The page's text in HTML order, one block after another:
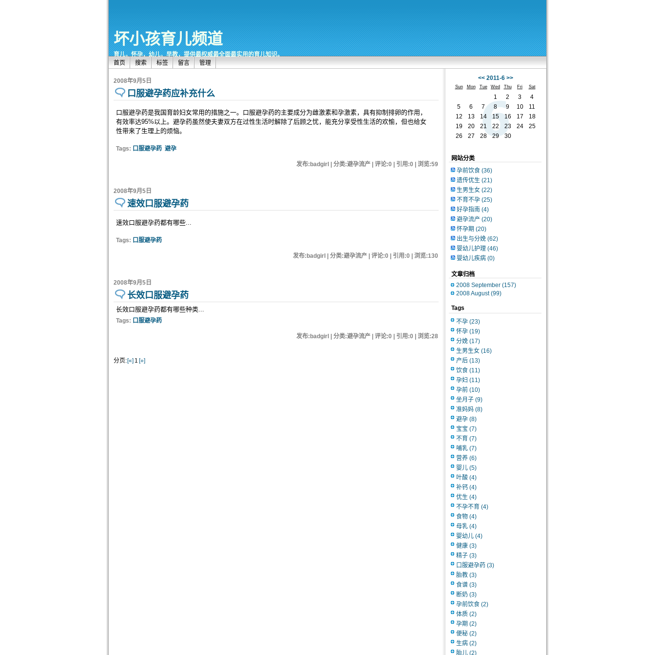
坏小孩育儿频道
育儿，怀孕，幼儿，早教，提供最权威最全面最实用的育儿知识。
首页
搜索 标签 留言 管理
2008年9月5日
口服避孕药应补充什么
口服避孕药是我国育龄妇女常用的措施之一。口服避孕药的主要成分为雌激素和孕激素，具有抑制排卵的作用，
有效率达95%以上。避孕药虽然使夫妻双方在过性生活时解除了后顾之忧，能充分享受性生活的欢愉，但也给女
性带来了生理上的烦恼。
Tags: 口服避孕药 避孕
发布:badgirl | 分类:避孕流产 | 评论:0 | 引用:0 | 浏览:59
2008年9月5日
速效口服避孕药
速效口服避孕药都有哪些...
Tags: 口服避孕药
发布:badgirl | 分类:避孕流产 | 评论:0 | 引用:0 | 浏览:130
2008年9月5日
长效口服避孕药
长效口服避孕药都有哪些种类...
Tags: 口服避孕药
发布:badgirl | 分类:避孕流产 | 评论:0 | 引用:0 | 浏览:28
分页: [«] 1 [»]
<< 2011-6 >>
Sun Mon Tue Wed Thu Fri Sat
1 2 3
4
5
6 7 8 9 10
11
12
13 14 15 16 17
18
19
20 21 22 23 24
25
26
27 28 29 30
网站分类
孕前饮食 (36)
遗传优生 (21)
生男生女 (22)
不育不孕 (25)
好孕指南 (4)
避孕流产 (20)
怀孕期 (20)
出生与分娩 (62)
婴幼儿护理 (46)
婴幼儿疾病 (0)
文章归档
2008 September (157)
2008 August (99)
Tags
不孕 (23)
怀孕 (19)
分娩 (17)
生男生女 (16)
产后 (13)
饮食 (11)
孕妇 (11)
孕前 (10)
坐月子 (9)
准妈妈 (8)
避孕 (8)
宝宝 (7)
不育 (7)
哺乳 (7)
营养 (6)
婴儿 (5)
叶酸 (4)
补钙 (4)
优生 (4)
不孕不育 (4)
食物 (4)
母乳 (4)
婴幼儿 (4)
健康 (3)
精子 (3)
口服避孕药 (3)
胎教 (3)
食谱 (3)
断奶 (3)
孕前饮食 (2)
体质 (2)
孕期 (2)
便秘 (2)
生病 (2)
胎儿 (2)